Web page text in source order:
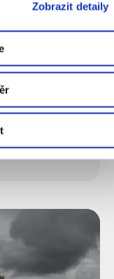
Zobrazit detaily